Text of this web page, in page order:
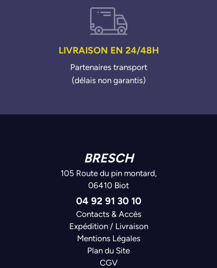
LIVRAISON EN 24/48H
Partenaires transport
(délais non garantis)
BRESCH
105 Route du pin montard,
06410 Biot
04 92 91 30 10
Contacts & Accès
Expédition / Livraison
Mentions Légales
Plan du Site
CGV